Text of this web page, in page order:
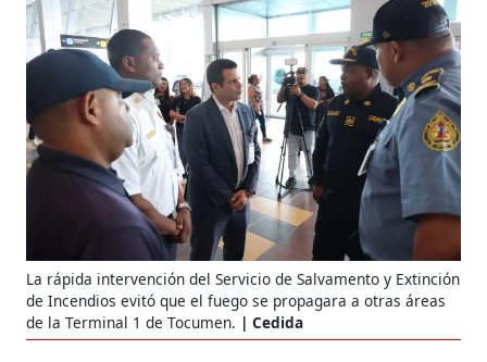
La rápida intervención del Servicio de Salvamento y Extinción
de Incendios evitó que el fuego se propagara a otras áreas
de la Terminal 1 de Tocumen.
Cedida